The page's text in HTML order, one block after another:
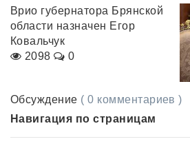
Врио губернатора Брянской
области назначен Егор
Ковальчук
2098
0
Обсуждение ( 0 комментариев )
Навигация по страницам